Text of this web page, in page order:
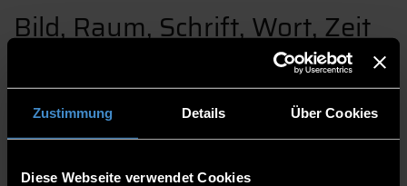
Zustimmung Details Über Cookies
Diese Webseite verwendet Cookies
Bild, Raum, Schrift, Wort, Zeit